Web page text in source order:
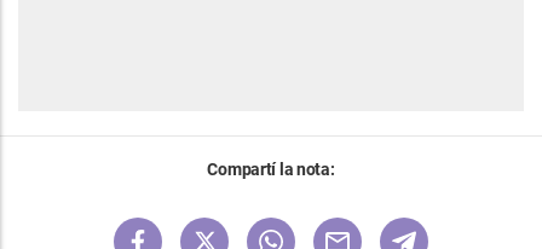
Compartí la nota: